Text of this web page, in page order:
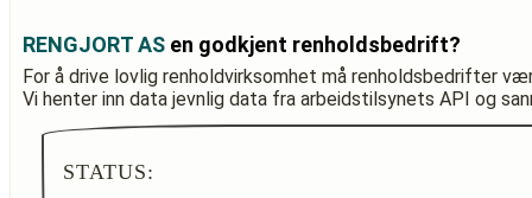
RENGJORT AS en godkjent renholdsbedrift?
For å drive lovlig renholdvirksomhet må renholdsbedrifter
Vi henter inn data jevnlig data fra arbeidstilsynets API og
STATUS: